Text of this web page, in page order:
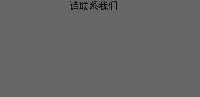
请联系我们